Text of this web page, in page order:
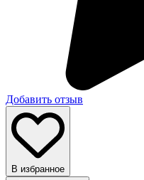
Добавить отзыв
В избранное